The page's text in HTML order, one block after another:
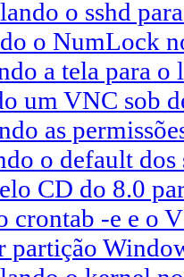
o sshd
o NumLock
a tela para o
um VNC sob
as
o default dos
CD do 8.0
crontab -e e o
partição